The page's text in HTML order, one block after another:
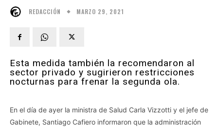
REDACCIÓN MARZO 29, 2021
Esta medida también la recomendaron al
sector privado y sugirieron restricciones
nocturnas para frenar la segunda ola.
En el día de ayer la ministra de Salud Carla Vizzotti y el jefe de
Gabinete, Santiago Cafiero informaron que la administración